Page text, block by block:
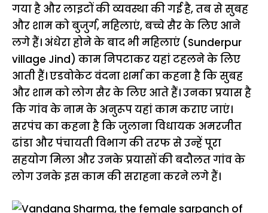
गया है और लाइटों की व्यवस्था की गई है, तब से सुबह
और शाम को बुजुर्ग, महिलाएं, बच्चे सैर के लिए आने
लगे हैं। अंधेरा होने के बाद भी महिलाएं (Sunderpur
village Jind) काम निपटाकर यहां टहलने के लिए
आती हैं। एडवोकेट वंदना शर्मा का कहना है कि सुबह
और शाम को लोग सैर के लिए आते हैं। उनका प्रयास है
कि गांव के नाम के अनुरूप यहां काम कराए जाएं।
सरपंच का कहना है कि जुलाना विधायक अमरजीत
ढांडा और पंचायती विभाग की तरफ से उन्हें पूरा
सहयोग मिला और उनके प्रयासों की बदौलत गांव के
लोग उनके इस काम की सराहना करने लगे हैं।